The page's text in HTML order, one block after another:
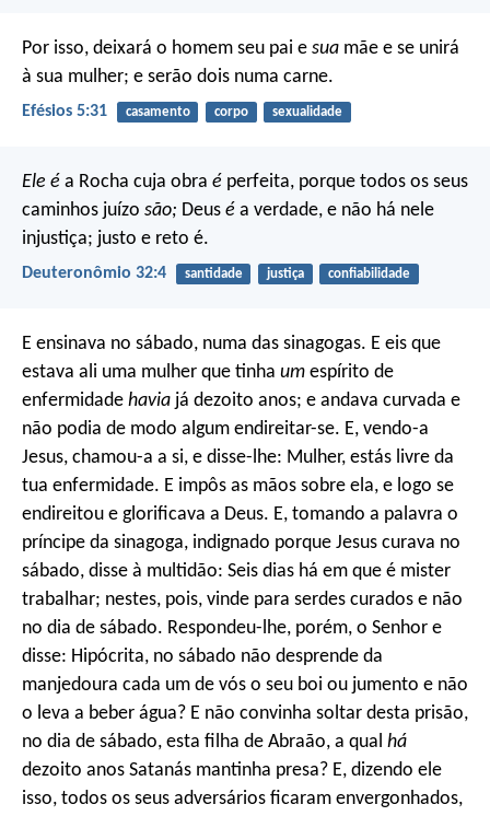
Por isso, deixará o homem seu pai e sua mãe e se unirá
à sua mulher; e serão dois numa carne.
Efésios 5:31 casamento corpo sexualidade
Ele é a Rocha cuja obra é perfeita, porque todos os seus
caminhos juízo são; Deus é a verdade, e não há nele
injustiça; justo e reto é.
Deuteronômio 32:4 santidade justiça confiabilidade
E ensinava no sábado, numa das sinagogas. E eis que
estava ali uma mulher que tinha um espírito de
enfermidade havia já dezoito anos; e andava curvada e
não podia de modo algum endireitar-se. E, vendo-a
Jesus, chamou-a a si, e disse-lhe: Mulher, estás livre da
tua enfermidade. E impôs as mãos sobre ela, e logo se
endireitou e glorificava a Deus. E, tomando a palavra o
príncipe da sinagoga, indignado porque Jesus curava no
sábado, disse à multidão: Seis dias há em que é mister
trabalhar; nestes, pois, vinde para serdes curados e não
no dia de sábado. Respondeu-lhe, porém, o Senhor e
disse: Hipócrita, no sábado não desprende da
manjedoura cada um de vós o seu boi ou jumento e não
o leva a beber água? E não convinha soltar desta prisão,
no dia de sábado, esta filha de Abraão, a qual há
dezoito anos Satanás mantinha presa? E, dizendo ele
isso, todos os seus adversários ficaram envergonhados,